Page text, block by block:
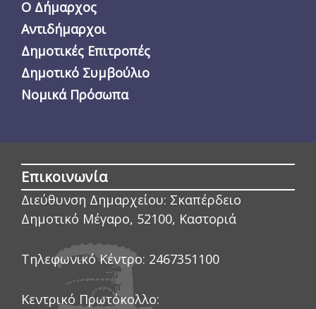
Ο Δήμαρχος
Αντιδήμαρχοι
Δημοτικές Επιτροπές
Δημοτικό Συμβούλιο
Νομικά Πρόσωπα
Επικοινωνία
Διεύθυνση Δημαρχείου: Σκαπέρδειο
Δημοτικό Μέγαρο, 52100, Καστοριά
Τηλεφωνικό Κέντρο: 2467351100
Κεντρικό Πρωτόκολλο: